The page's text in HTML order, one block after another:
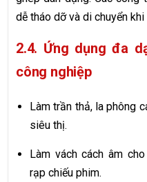
dễ tháo dỡ và di chuyển khi
2.4. Ứng dụng đa
công nghiệp
Làm trần thả, la phông
siêu thị.
Làm vách cách âm
rạp chiếu phim.